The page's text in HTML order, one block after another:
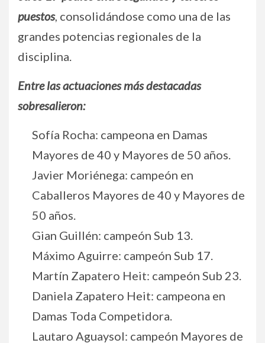
puestos, consolidándose como una de las
grandes potencias regionales de la
disciplina.
Entre las actuaciones más destacadas
sobresalieron:
Sofía Rocha: campeona en Damas
Mayores de 40 y Mayores de 50 años.
Javier Moriénega: campeón en
Caballeros Mayores de 40 y Mayores de
50 años.
Gian Guillén: campeón Sub 13.
Máximo Aguirre: campeón Sub 17.
Martín Zapatero Heit: campeón Sub 23.
Daniela Zapatero Heit: campeona en
Damas Toda Competidora.
Lautaro Aguaysol: campeón Mayores de